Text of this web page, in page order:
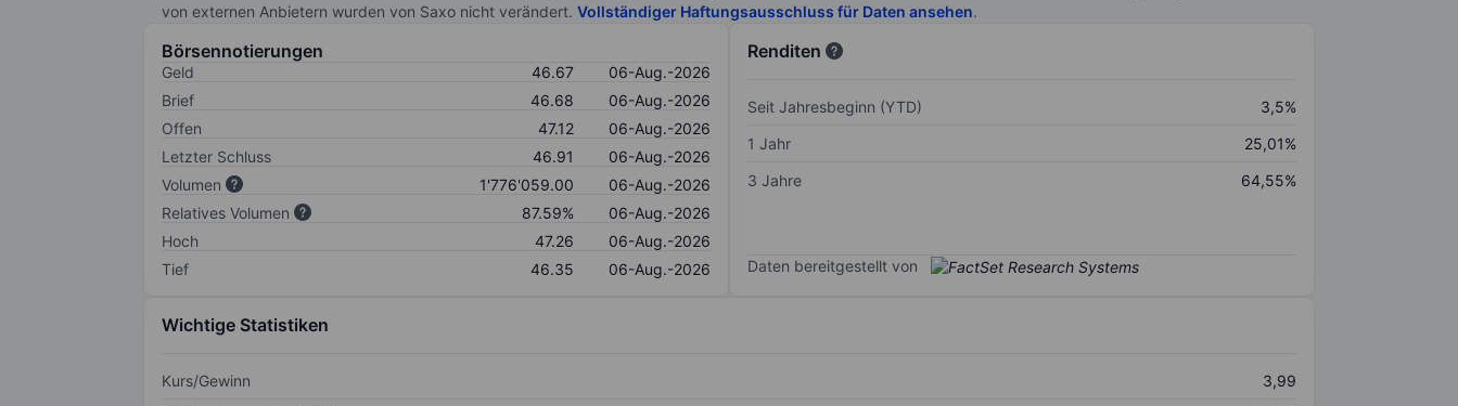
von externen Anbietern wurden von Saxo nicht verändert. Vollständiger Haftungsausschluss für Daten ansehen.
Börsennotierungen
Geld 46.67
06-Aug.-2026
Brief
46.68
06-Aug.-2026
Offen
47.12
06-Aug.-2026
Letzter Schluss
46.91
06-Aug.-2026
Volumen
1'776'059.00
06-Aug.-2026
Relatives Volumen
87.59%
06-Aug.-2026
Hoch
47.26
06-Aug.-2026
Tief
46.35 06-Aug.-2026
Renditen
Seit Jahresbeginn (YTD)
3,5%
1 Jahr
25,01%
3 Jahre
64,55%
Daten bereitgestellt von
Wichtige Statistiken
Kurs/Gewinn
3,99